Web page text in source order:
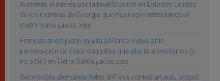
Aumenta el interés por la beatificación en Estados Unidos
de los mártires de Georgia que murieron defendiendo el
matrimonio julio 25, 2026
Franciscanos piden ayuda a Marco Rubio ante
persecución de colonos judíos que afecta a cristianos (y
no sólo) en Tierra Santa julio 25, 2026
Sacerdotes alemanes fieles al Papa contestan a su propio